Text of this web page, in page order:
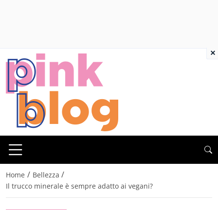
Home / Bellezza /
Il trucco minerale è sempre adatto ai vegani?
×